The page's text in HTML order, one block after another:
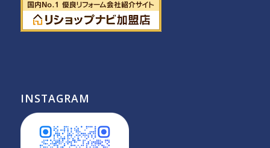
INSTAGRAM